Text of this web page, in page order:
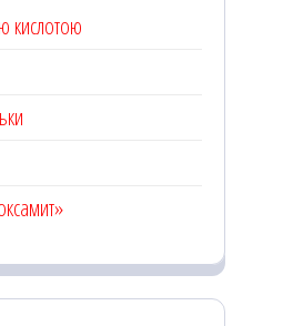
кислотою